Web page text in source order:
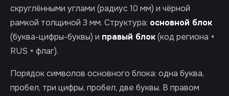
скруглёнными углами (радиус 10 мм) и чёрной
рамкой толщиной 3 мм. Структура: основной блок
(буква-цифры-буквы) и правый блок(код региона +
RUS + флаг).
Порядок символов основного блока: одна буква,
пробел, три цифры, пробел, две буквы. В правом